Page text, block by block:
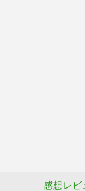
感想レビ